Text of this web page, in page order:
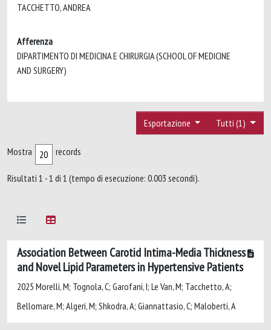
TACCHETTO, ANDREA
Afferenza
DIPARTIMENTO DI MEDICINA E CHIRURGIA (SCHOOL OF MEDICINE
AND SURGERY)
Tutti (1)
Esportazione
Mostra records
Risultati 1 - 1 di 1 (tempo di esecuzione: 0.003 secondi).
Association Between Carotid Intima-Media Thickness
and Novel Lipid Parameters in Hypertensive Patients
2025 Morelli, M; Tognola, C; Garofani, I; Le Van, M; Tacchetto, A;
Bellomare, M; Algeri, M; Shkodra, A; Giannattasio, C; Maloberti, A